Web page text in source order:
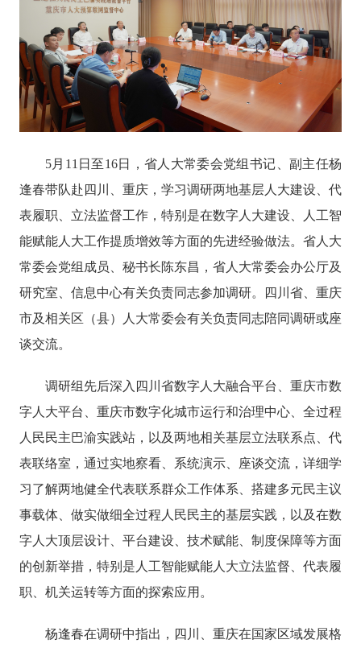
5月11日至16日，省人大常委会党组书记、副主任杨
逢春带队赴四川、重庆，学习调研两地基层人大建设、代
表履职、立法监督工作，特别是在数字人大建设、人工智
能赋能人大工作提质增效等方面的先进经验做法。省人大
常委会党组成员、秘书长陈东昌，省人大常委会办公厅及
研究室、信息中心有关负责同志参加调研。四川省、重庆
市及相关区（县）人大常委会有关负责同志陪同调研或座
谈交流。
调研组先后深入四川省数字人大融合平台、重庆市数
字人大平台、重庆市数字化城市运行和治理中心、全过程
人民民主巴渝实践站，以及两地相关基层立法联系点、代
表联络室，通过实地察看、系统演示、座谈交流，详细学
习了解两地健全代表联系群众工作体系、搭建多元民主议
事载体、做实做细全过程人民民主的基层实践，以及在数
字人大顶层设计、平台建设、技术赋能、制度保障等方面
的创新举措，特别是人工智能赋能人大立法监督、代表履
职、机关运转等方面的探索应用。
杨逢春在调研中指出， 四川、重庆在国家区域发展格